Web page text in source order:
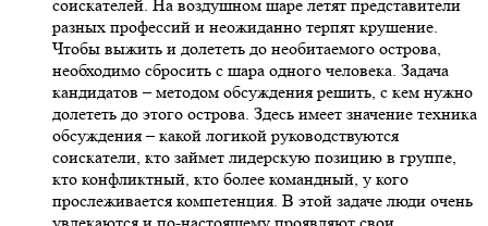
соискателей. На воздушном шаре летят представители
разных профессий и неожиданно терпят крушение.
Чтобы выжить и долететь до необитаемого острова,
необходимо сбросить с шара одного человека. Задача
кандидатов – методом обсуждения решить, с кем нужно
долететь до этого острова. Здесь имеет значение техника
обсуждения – какой логикой руководствуются
соискатели, кто займет лидерскую позицию в группе,
кто конфликтный, кто более командный, у кого
прослеживается компетенция. В этой задаче люди очень
увлекаются и по-настоящему проявляют свои